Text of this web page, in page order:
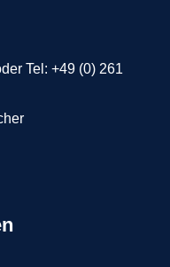
Tel: +49 (0) 261